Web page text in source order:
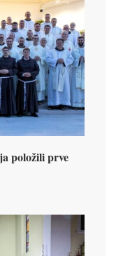
položili prve